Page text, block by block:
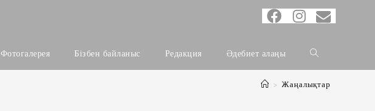
Фотогалерея Бізбен байланыс Редакция Әдебиет алаңы
> Жаңалықтар